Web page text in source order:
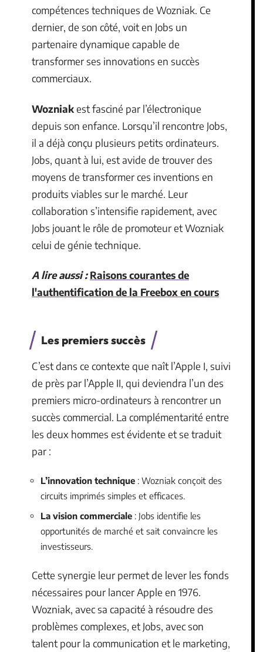
compétences techniques de Wozniak. Ce
dernier, de son côté, voit en Jobs un
partenaire dynamique capable de
transformer ses innovations en succès
commerciaux.
Wozniakest fasciné par l’électronique
depuis son enfance. Lorsqu’il rencontre Jobs,
il a déjà conçu plusieurs petits ordinateurs.
Jobs, quant à lui, est avide de trouver des
moyens de transformer ces inventions en
produits viables sur le marché. Leur
collaboration s’intensifie rapidement, avec
Jobs jouant le rôle de promoteur et Wozniak
celui de génie technique.
A lire aussi : Raisons courantes de
l'authentification de la Freebox en cours
Les premiers succès
C’est dans ce contexte que naît l’Apple I, suivi
de près par l’Apple II, qui deviendra l’un des
premiers micro-ordinateurs à rencontrer un
succès commercial. La complémentarité entre
les deux hommes est évidente et se traduit
par :
L’innovation technique : Wozniak conçoit des
circuits imprimés simples et efficaces.
La vision commerciale : Jobs identifie les
opportunités de marché et sait convaincre les
investisseurs.
Cette synergie leur permet de lever les fonds
nécessaires pour lancer Apple en 1976.
Wozniak, avec sa capacité à résoudre des
problèmes complexes, et Jobs, avec son
talent pour la communication et le marketing,